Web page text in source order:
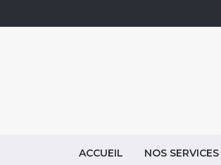
ACCUEIL NOS SERVICES